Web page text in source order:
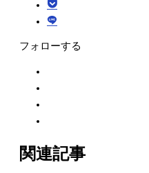
フォローする
関連記事